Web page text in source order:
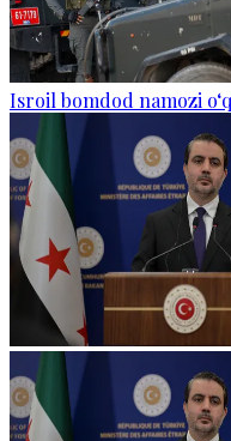
Isroil bomdod namozi